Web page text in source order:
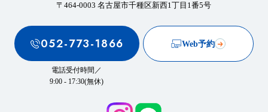
〒464-0003 名古屋市千種区新西1丁目1番5号
052-773-1866
電話受付時間／
9:00 - 17:30(無休)
Web予約